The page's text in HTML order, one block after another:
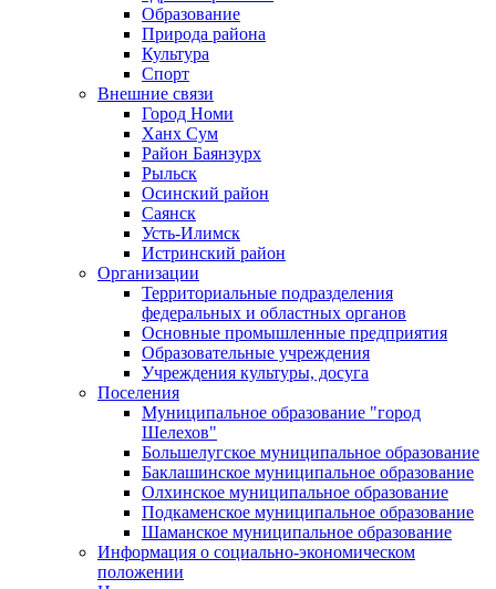
Образование
Природа района
Культура
Спорт
Внешние связи
Город Номи
Ханх Сум
Район Баянзурх
Рыльск
Осинский район
Саянск
Усть-Илимск
Истринский район
Организации
Территориальные подразделения
федеральных и областных органов
Основные промышленные предприятия
Образовательные учреждения
Учреждения культуры, досуга
Поселения
Муниципальное образование "город
Шелехов"
Большелугское муниципальное образование
Баклашинское муниципальное образование
Олхинское муниципальное образование
Подкаменское муниципальное образование
Шаманское муниципальное образование
Информация о социально-экономическом
положении